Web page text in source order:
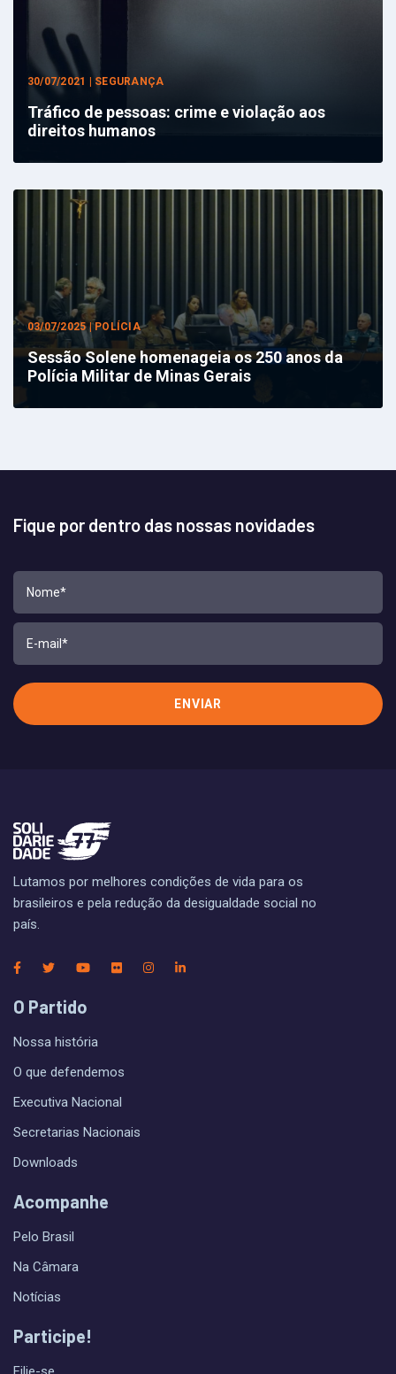
30/07/2021 | SEGURANÇA
Tráfico de pessoas: crime e violação aos
direitos humanos
03/07/2025 | POLÍCIA
Sessão Solene homenageia os 250 anos da
Polícia Militar de Minas Gerais
Fique por dentro das nossas novidades
Lutamos por melhores condições de vida para os
brasileiros e pela redução da desigualdade social no
país.
O Partido
Nossa história
O que defendemos
Executiva Nacional
Secretarias Nacionais
Downloads
Acompanhe
Pelo Brasil
Na Câmara
Notícias
Participe!